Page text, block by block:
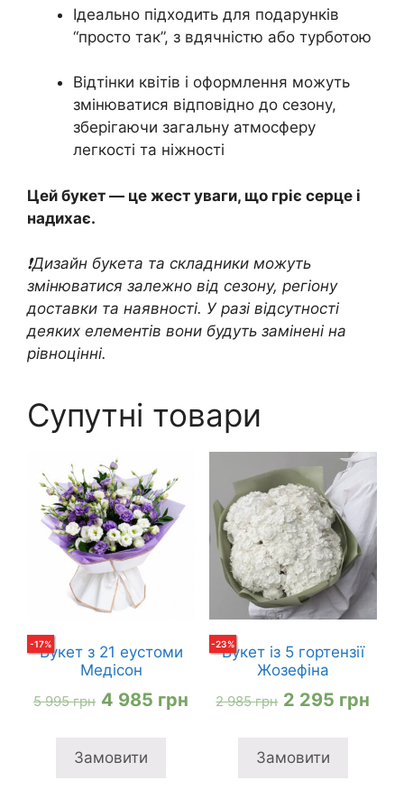
Ідеально підходить для подарунків
“просто так”, з вдячністю або турботою
Відтінки квітів і оформлення можуть
змінюватися відповідно до сезону,
зберігаючи загальну атмосферу
легкості та ніжності
Цей букет — це жест уваги, що гріє серце і
надихає.
❗️Дизайн букета та складники можуть
змінюватися залежно від сезону, регіону
доставки та наявності. У разі відсутності
деяких елементів вони будуть замінені на
рівноцінні.
Супутні товари
-17%
Букет з 21 еустоми
Медісон
5 995грн Оригінальна
5
4 985 грн Поточна
Замовити
-23%
Букет із 5 гортензії
Жозефіна
2 985грн Оригінальна
2
2 295 грн
Замовити